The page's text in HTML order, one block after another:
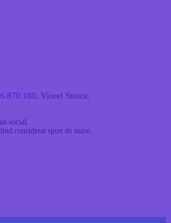
, Viorel Stoica.
social.
considerat sport de mase.